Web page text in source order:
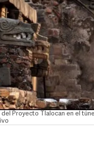
Proyecto Tlalocan en el